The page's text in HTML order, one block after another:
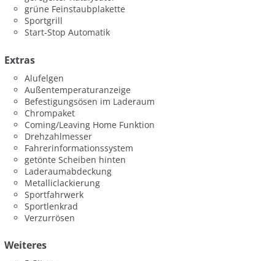
grüne Feinstaubplakette
Sportgrill
Start-Stop Automatik
Extras
Alufelgen
Außentemperaturanzeige
Befestigungsösen im Laderaum
Chrompaket
Coming/Leaving Home Funktion
Drehzahlmesser
Fahrerinformationssystem
getönte Scheiben hinten
Laderaumabdeckung
Metalliclackierung
Sportfahrwerk
Sportlenkrad
Verzurrösen
Weiteres